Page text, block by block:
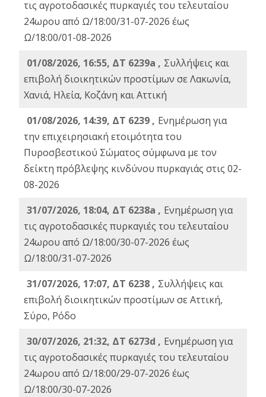
τις αγροτοδασικές πυρκαγιές του τελευταίου
24ωρου από Ω/18:00/31-07-2026 έως
Ω/18:00/01-08-2026
01/08/2026, 16:55, ΔΤ 6239a , Συλλήψεις και
επιβολή διοικητικών προστίμων σε Λακωνία,
Χανιά, Ηλεία, Κοζάνη και Αττική
01/08/2026, 14:39, ΔΤ 6239 , Ενημέρωση για
την επιχειρησιακή ετοιμότητα του
Πυροσβεστικού Σώματος σύμφωνα με τον
δείκτη πρόβλεψης κινδύνου πυρκαγιάς στις 02-
08-2026
31/07/2026, 18:04, ΔΤ 6238a , Ενημέρωση για
τις αγροτοδασικές πυρκαγιές του τελευταίου
24ωρου από Ω/18:00/30-07-2026 έως
Ω/18:00/31-07-2026
31/07/2026, 17:07, ΔΤ 6238 , Συλλήψεις και
επιβολή διοικητικών προστίμων σε Αττική,
Σύρο, Ρόδο
30/07/2026, 21:32, ΔΤ 6273d , Ενημέρωση για
τις αγροτοδασικές πυρκαγιές του τελευταίου
24ωρου από Ω/18:00/29-07-2026 έως
Ω/18:00/30-07-2026